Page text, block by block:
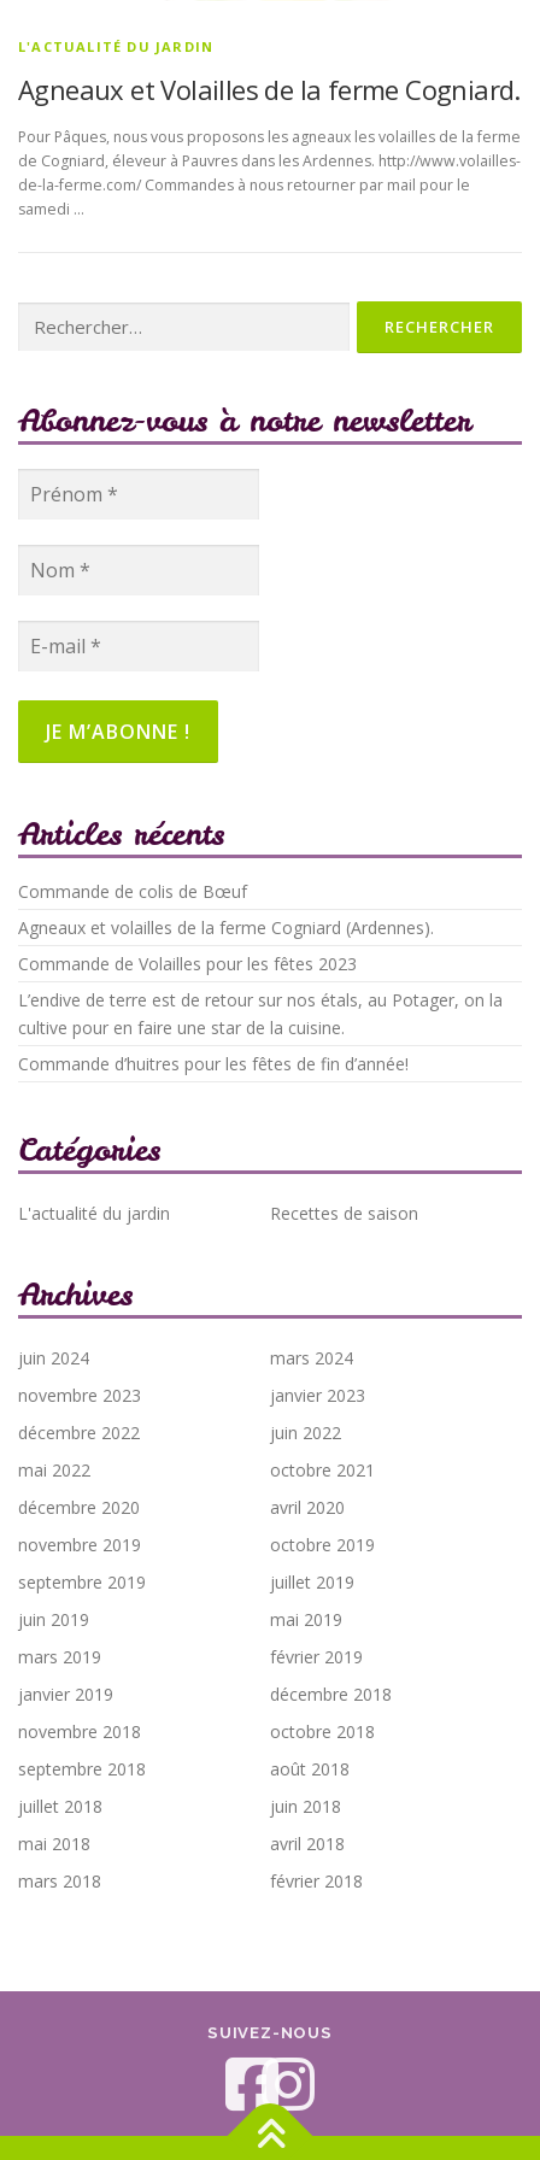
L'ACTUALITÉ DU JARDIN
Agneaux et Volailles de la ferme Cogniard.
Pour Pâques, nous vous proposons les agneaux les volailles de la ferme
de Cogniard, éleveur à Pauvres dans les Ardennes. http://www.volailles-
de-la-ferme.com/ Commandes à nous retourner par mail pour le
samedi …
Abonnez-vous à notre newsletter
Articles récents
Commande de colis de Bœuf
Agneaux et volailles de la ferme Cogniard (Ardennes).
Commande de Volailles pour les fêtes 2023
L’endive de terre est de retour sur nos étals, au Potager, on la
cultive pour en faire une star de la cuisine.
Commande d’huitres pour les fêtes de fin d’année!
Catégories
L'actualité du jardin Recettes de saison
Archives
juin 2024
mars 2024
novembre 2023
janvier 2023
décembre 2022
juin 2022
mai 2022
octobre 2021
décembre 2020
avril 2020
novembre 2019
octobre 2019
septembre 2019
juillet 2019
juin 2019
mai 2019
mars 2019
février 2019
janvier 2019
décembre 2018
novembre 2018
octobre 2018
septembre 2018
août 2018
juillet 2018
juin 2018
mai 2018
avril 2018
mars 2018
février 2018
SUIVEZ-NOUS